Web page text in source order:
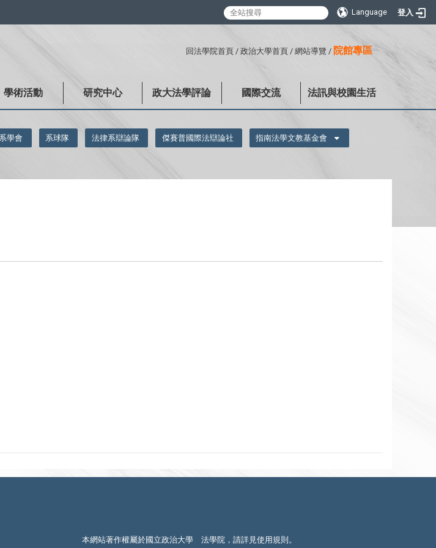
Language 登入
回法學院首頁 / 政治大學首頁 / 網站導覽 / 院館專區
學術活動 研究中心 政大法學評論 國際交流 法訊與校園生活
系學會 系球隊 法律系辯論隊 傑賽普國際法辯論社 指南法學文教基金會
本網站著作權屬於國立政治大學 法學院，請詳見使用規則 。